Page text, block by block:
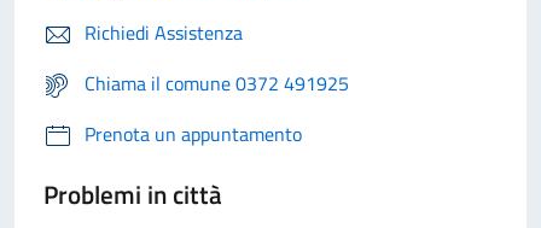
Richiedi Assistenza
Chiama il comune 0372 491925
Prenota un appuntamento
Problemi in città